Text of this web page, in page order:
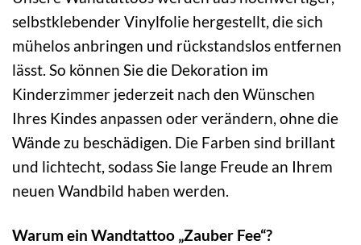
selbstklebender Vinylfolie hergestellt, die sich
mühelos anbringen und rückstandslos entfernen
lässt. So können Sie die Dekoration im
Kinderzimmer jederzeit nach den Wünschen
Ihres Kindes anpassen oder verändern, ohne die
Wände zu beschädigen. Die Farben sind brillant
und lichtecht, sodass Sie lange Freude an Ihrem
neuen Wandbild haben werden.
Warum ein Wandtattoo „Zauber Fee“?